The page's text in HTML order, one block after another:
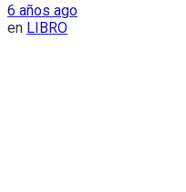
6 años ago
en LIBRO